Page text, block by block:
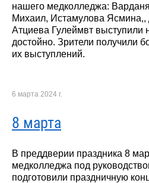
нашего медколледжа:
Михаил, Истамулова Ясмина,,
Атциева Гулеймвт выступили
достойно. Зрители получили
их выступлений.
6 марта 2024 г.
8 марта
В преддверии праздника 8
медколледжа под
подготовили праздничную